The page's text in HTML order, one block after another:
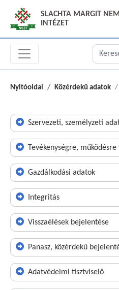
SLACHTA MARGIT
INTÉZET
Nyitóoldal Közérdekű adatok
Szervezeti, személyzeti
Tevékenységre,
Gazdálkodási adatok
Integritás
Visszaélések bejelentése
Panasz, közérdekű
Adatvédelmi tisztviselő